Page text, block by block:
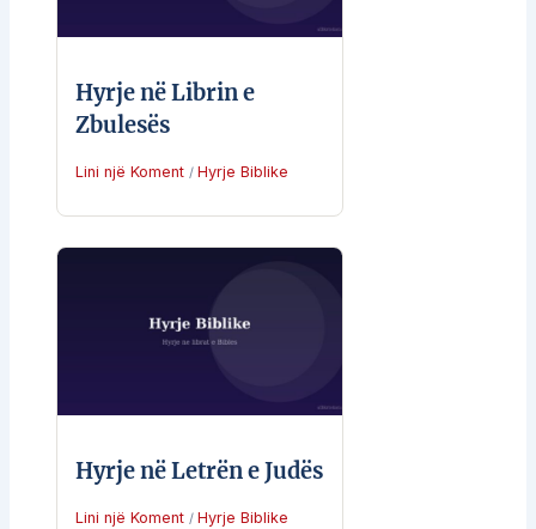
Hyrje në Librin e
Zbulesës
Lini një Koment / Hyrje Biblike
Hyrje në Letrën e Judës
Lini një Koment / Hyrje Biblike